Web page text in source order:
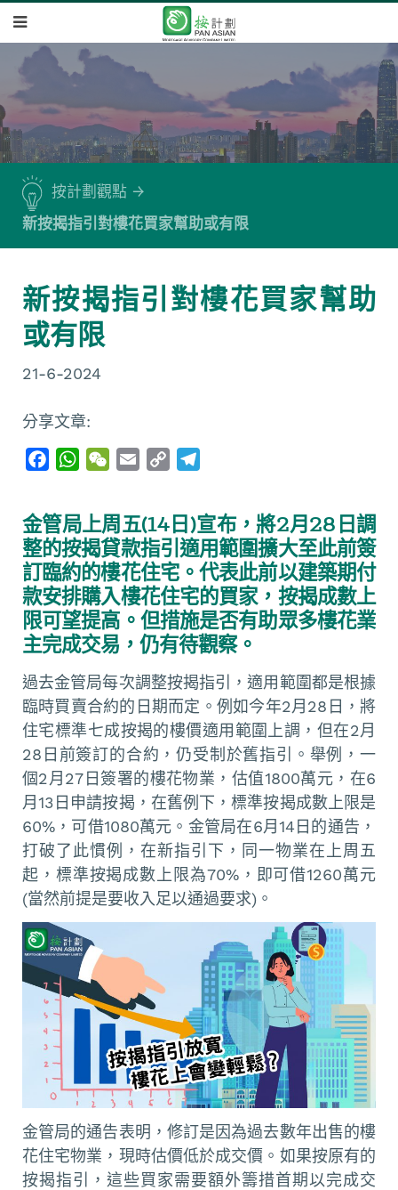
按計劃觀點
新按揭指引對樓花買家幫助或有限
新按揭指引對樓花買家幫助
或有限
21-6-2024
分享文章:
e
b
o
o
k
W
t
s
A
p
p
W
h
a
t
i
l
y
L
i
n
k
e
g
r
a
m
金管局上周五(14日)宣布，將2月28日調
整的按揭貸款指引適用範圍擴大至此前簽
訂臨約的樓花住宅。代表此前以建築期付
款安排購入樓花住宅的買家，按揭成數上
限可望提高。但措施是否有助眾多樓花業
主完成交易，仍有待觀察。
過去金管局每次調整按揭指引，適用範圍都是根據
臨時買賣合約的日期而定。例如今年2月28日，將
住宅標準七成按揭的樓價適用範圍上調，但在2月
28日前簽訂的合約，仍受制於舊指引。舉例，一
個2月27日簽署的樓花物業，估值1800萬元，在6
月13日申請按揭，在舊例下，標準按揭成數上限是
60%，可借1080萬元。金管局在6月14日的通告，
打破了此慣例，在新指引下，同一物業在上周五
起，標準按揭成數上限為70%，即可借1260萬元
(當然前提是要收入足以通過要求)。
金管局的通告表明，修訂是因為過去數年出售的樓
花住宅物業，現時估價低於成交價。如果按原有的
按揭指引，這些買家需要額外籌措首期以完成交